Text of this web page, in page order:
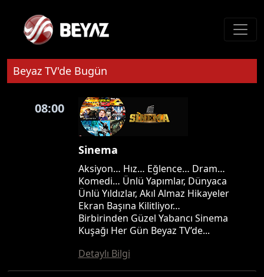
Beyaz TV'de Bugün
08:00
Sinema
Aksiyon… Hız… Eğlence… Dram…
Komedi… Ünlü Yapımlar, Dünyaca
Ünlü Yıldızlar, Akıl Almaz Hikayeler
Ekran Başına Kilitliyor…
Birbirinden Güzel Yabancı Sinema
Kuşağı Her Gün Beyaz TV’de...
Detaylı Bilgi